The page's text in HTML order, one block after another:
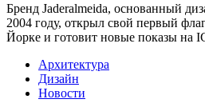
Бренд Jaderalmeida, основанный
2004 году, открыл свой первый
Йорке и готовит новые показы на
Архитектура
Дизайн
Новости